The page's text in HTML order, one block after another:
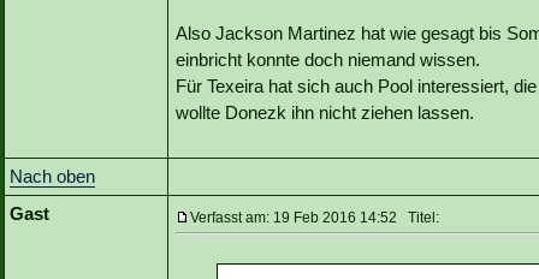
Also Jackson Martinez hat wie gesagt bis
einbricht konnte doch niemand wissen.
Für Texeira hat sich auch Pool interessiert,
wollte Donezk ihn nicht ziehen lassen.
Nach oben
Gast
Verfasst am: 19 Feb 2016 14:52 Titel: